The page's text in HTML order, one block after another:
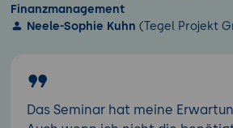
Finanzmanagement
Neele-Sophie Kuhn (Tegel Projekt
Das Seminar hat meine